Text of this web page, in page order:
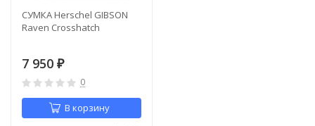
СУМКА Herschel GIBSON
Raven Crosshatch
7 950 ₽
0
В корзину